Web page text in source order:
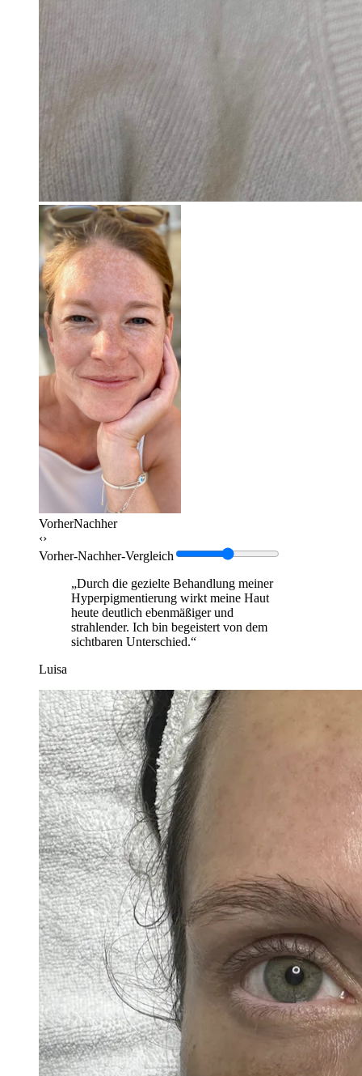
VorherNachher
‹›
Vorher-Nachher-Vergleich
„Durch die gezielte Behandlung meiner
Hyperpigmentierung wirkt meine Haut
heute deutlich ebenmäßiger und
strahlender. Ich bin begeistert von dem
sichtbaren Unterschied.“
Luisa